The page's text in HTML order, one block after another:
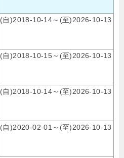
(自)2018-10-14～(至)2026-10-13
(自)2018-10-15～(至)2026-10-13
(自)2018-10-14～(至)2026-10-13
(自)2020-02-01～(至)2026-10-13